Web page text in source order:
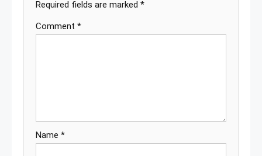
Required fields are marked *
Comment *
Name *